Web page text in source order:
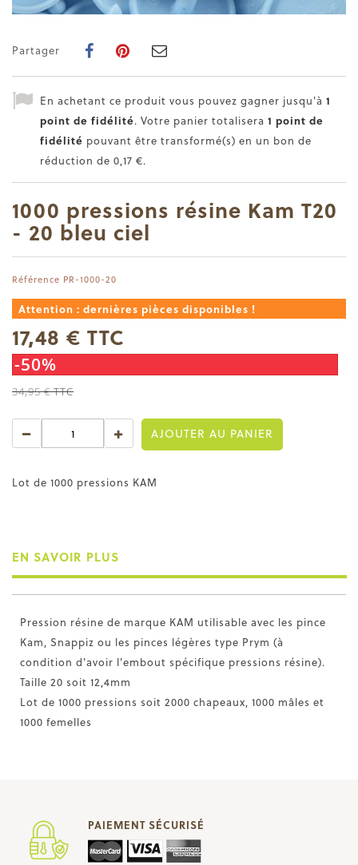
Partager
En achetant ce produit vous pouvez gagner jusqu'à 1
point de fidélité. Votre panier totalisera 1 point de
fidélité pouvant être transformé(s) en un bon de
réduction de 0,17 €.
1000 pressions résine Kam T20
- 20 bleu ciel
Référence PR-1000-20
Attention : dernières pièces disponibles !
17,48 € TTC
-50%
34,95 €TTC
AJOUTER AU PANIER
Lot de 1000 pressions KAM
EN SAVOIR PLUS
Pression résine de marque KAM utilisable avec les pince
Kam, Snappiz ou les pinces légères type Prym (à
condition d'avoir l'embout spécifique pressions résine).
Taille 20 soit 12,4mm
Lot de 1000 pressions soit 2000 chapeaux, 1000 mâles et
1000 femelles
PAIEMENT SÉCURISÉ